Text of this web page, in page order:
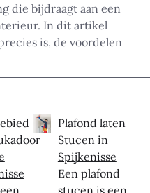
die bijdraagt aan een
In dit artikel
is, de voordelen
Plafond laten
Stucen in
Spijkenisse
Een plafond